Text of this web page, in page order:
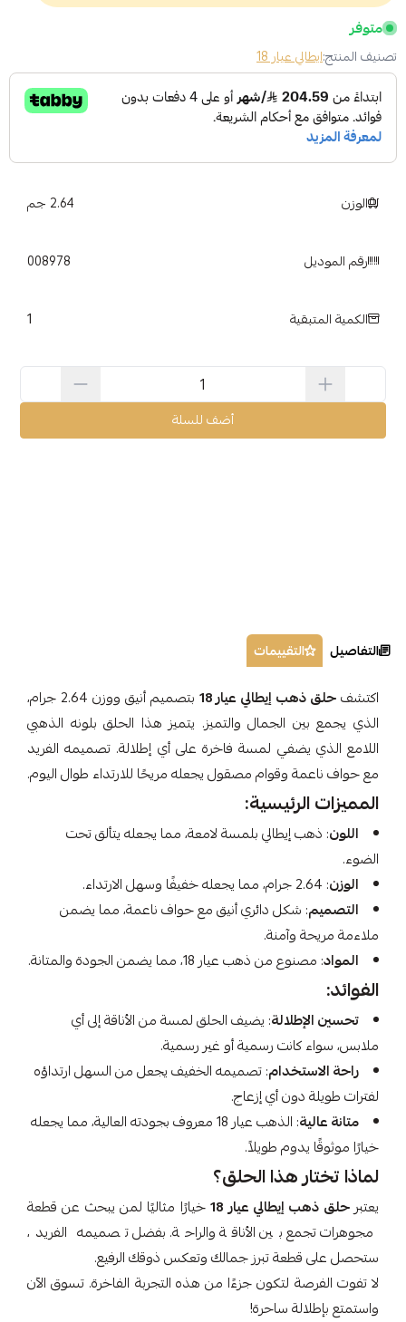
متوفر
تصنيف المنتج:ايطالي عيار 18
الوزن 2.64 جم
رقم الموديل 008978
الكمية المتبقية 1
أضف للسلة
التفاصيل التقييمات
اكتشفحلق ذهب إيطالي عيار 18
بتصميم أنيق ووزن 2.64 جرام،
الذي يجمع بين الجمال والتميز. يتميز هذا الحلق بلونه الذهبي
اللامع الذي يضفي لمسة فاخرة على أي إطلالة. تصميمه الفريد
مع حواف ناعمة وقوام مصقول يجعله مريحًا للارتداء طوال اليوم.
المميزات الرئيسية:
اللون: ذهب إيطالي بلمسة لامعة، مما يجعله يتألق تحت
الضوء.
الوزن: 2.64 جرام، مما يجعله خفيفًا وسهل الارتداء.
التصميم: شكل دائري أنيق مع حواف ناعمة، مما يضمن
ملاءمة مريحة وآمنة.
المواد: مصنوع من ذهب عيار 18، مما يضمن الجودة والمتانة.
الفوائد:
تحسين الإطلالة: يضيف الحلق لمسة من الأناقة إلى أي
ملابس، سواء كانت رسمية أو غير رسمية.
راحة الاستخدام: تصميمه الخفيف يجعل من السهل ارتداؤه
لفترات طويلة دون أي إزعاج.
متانة عالية
: الذهب عيار 18 معروف بجودته العالية، مما يجعله
خيارًا موثوقًا يدوم طويلاً.
لماذا تختار هذا الحلق؟
يعتبرحلق ذهب إيطالي عيار 18
خيارًا مثاليًا لمن يبحث عن قطعة
مجوهرات تجمع بين الأناقة والراحة. بفضل تصميمه الفريد،
ستحصل على قطعة تبرز جمالك وتعكس ذوقك الرفيع.
لا تفوت الفرصة لتكون جزءًا من هذه التجربة الفاخرة. تسوق الآن
واستمتع بإطلالة ساحرة!